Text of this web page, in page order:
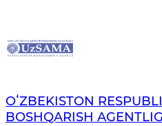
OʻZBEKISTON
BOSHQARISH